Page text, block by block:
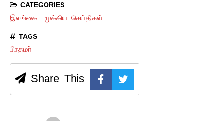
CATEGORIES
இலங்கை முக்கிய செய்திகள்
TAGS
பிரதமர்
Share This